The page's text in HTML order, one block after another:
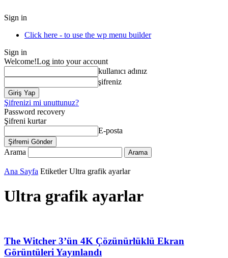
Sign in
Click here - to use the wp menu builder
Sign in
Welcome!Log into your account
kullanıcı adınız
şifreniz
Şifrenizi mi unuttunuz?
Password recovery
Şifreni kurtar
E-posta
Arama
Ana Sayfa Etiketler Ultra grafik ayarlar
Ultra grafik ayarlar
The Witcher 3’ün 4K Çözünürlüklü Ekran
Görüntüleri Yayınlandı